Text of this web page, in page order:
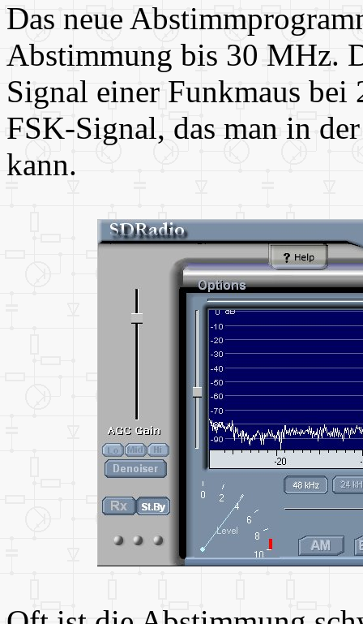
Das neue
Abstimmung bis 30 MHz.
Signal einer Funkmaus
FSK-Signal, das man in
kann.